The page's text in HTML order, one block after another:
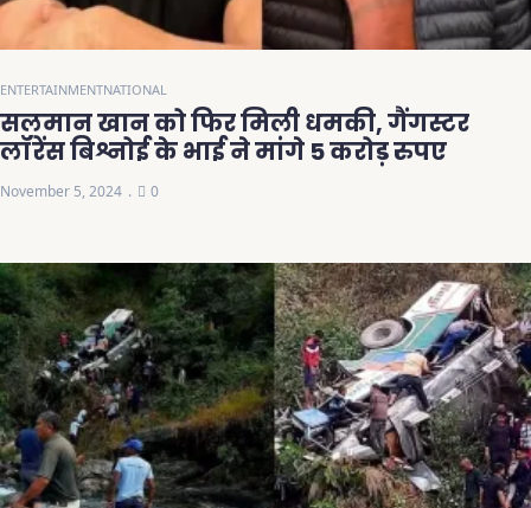
ENTERTAINMENTNATIONAL
सलमान खान को फिर मिली धमकी, गैंगस्टर
लॉरेंस बिश्नोई के भाई ने मांगे 5 करोड़ रुपए
November 5, 2024 0